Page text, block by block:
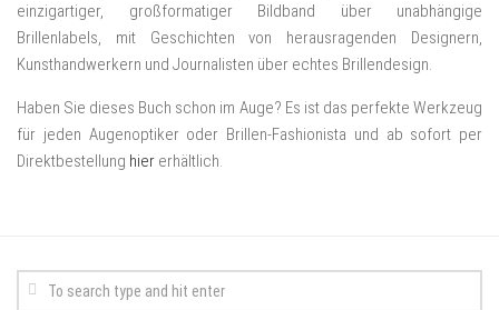
einzigartiger, großformatiger Bildband über unabhängige
Brillenlabels, mit Geschichten von herausragenden Designern,
Kunsthandwerkern und Journalisten über echtes Brillendesign.
Haben Sie dieses Buch schon im Auge? Es ist das perfekte Werkzeug
für jeden Augenoptiker oder Brillen-Fashionista und ab sofort per
Direktbestellung hier erhältlich.